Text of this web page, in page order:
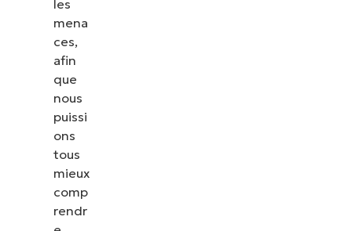
les
mena
ces,
afin
que
nous
puissi
ons
tous
mieux
comp
rendr